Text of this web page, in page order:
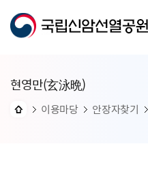
현영만(玄泳晩)
이용마당 안장자찾기